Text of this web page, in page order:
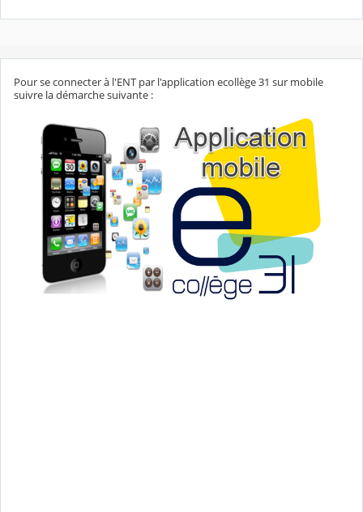
Pour se connecter à l'ENT par l'application ecollège 31 sur mobile
suivre la démarche suivante :